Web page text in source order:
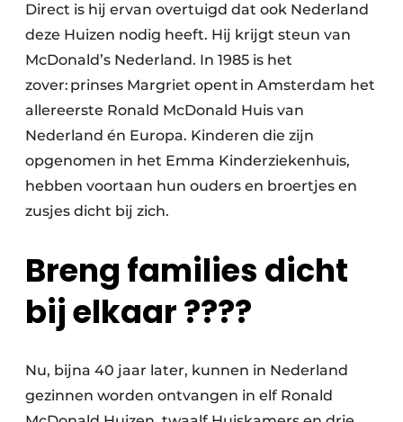
Direct is hij ervan overtuigd dat ook Nederland
deze Huizen nodig heeft. Hij krijgt steun van
McDonald’s Nederland. In 1985 is het
zover: prinses Margriet opent in Amsterdam het
allereerste Ronald McDonald Huis van
Nederland én Europa. Kinderen die zijn
opgenomen in het Emma Kinderziekenhuis,
hebben voortaan hun ouders en broertjes en
zusjes dicht bij zich.
Breng families dicht
bij elkaar ????
Nu, bijna 40 jaar later, kunnen in Nederland
gezinnen worden ontvangen in elf Ronald